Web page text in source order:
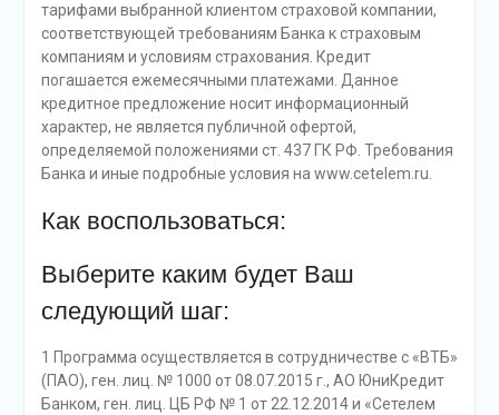
тарифами выбранной клиентом страховой компании,
соответствующей требованиям Банка к страховым
компаниям и условиям страхования. Кредит
погашается ежемесячными платежами. Данное
кредитное предложение носит информационный
характер, не является публичной офертой,
определяемой положениями ст. 437 ГК РФ. Требования
Банка и иные подробные условия на www.cetelem.ru.
Как воспользоваться:
Выберите каким будет Ваш
следующий шаг:
1 Программа осуществляется в сотрудничестве с «ВТБ»
(ПАО), ген. лиц. № 1000 от 08.07.2015 г., АО ЮниКредит
Банком, ген. лиц. ЦБ РФ № 1 от 22.12.2014 и «Сетелем